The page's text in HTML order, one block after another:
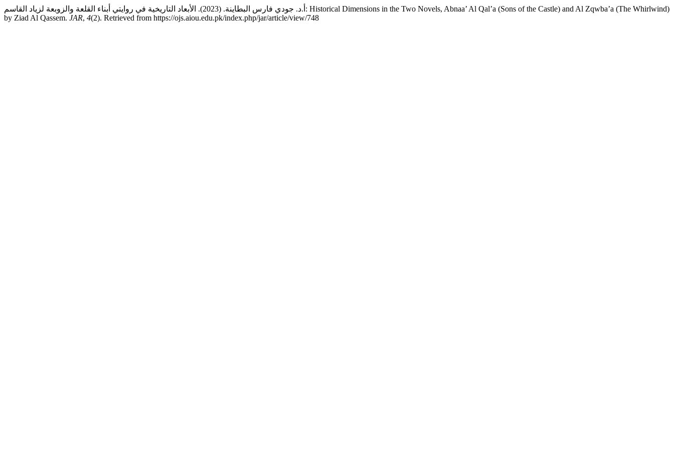
أ.د. جودي فارس البطاينة. (2023). الأبعاد التاريخية في روايتي أبناء القلعة والزوبعة لزياد القاسم: Historical Dimensions in the Two Novels, Abnaa’ Al Qal’a (Sons of the Castle) and Al Zqwba’a (The Whirlwind)
by Ziad Al Qassem. JAR, 4(2). Retrieved from https://ojs.aiou.edu.pk/index.php/jar/article/view/748